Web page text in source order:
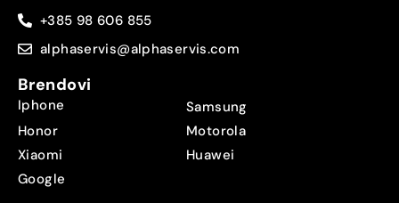
+385 98 606 855
alphaservis@alphaservis.com
Brendovi
Iphone
Samsung
Honor
Motorola
Xiaomi
Huawei
Google